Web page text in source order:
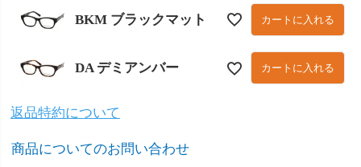
BKM ブラックマット カートに入れる
DA デミアンバー カートに入れる
返品特約について
商品についてのお問い合わせ